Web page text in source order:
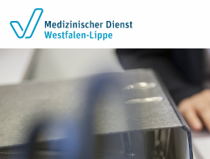
Zum Inhalt springen